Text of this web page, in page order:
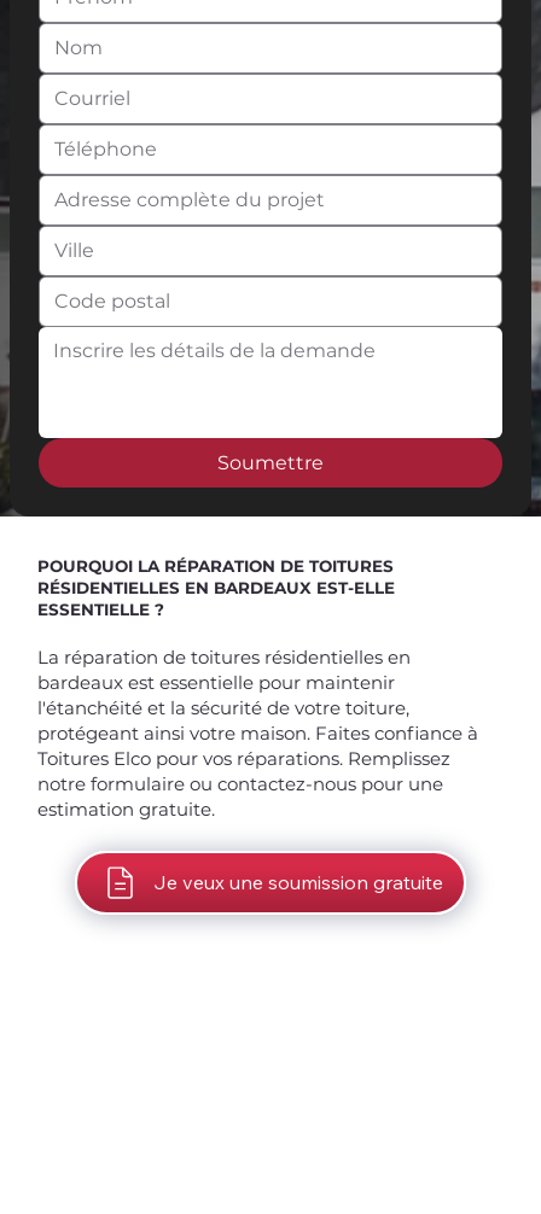
Soumettre
POURQUOI LA RÉPARATION DE TOITURES
RÉSIDENTIELLES EN BARDEAUX EST-ELLE
ESSENTIELLE ?
La réparation de toitures résidentielles en
bardeaux est essentielle pour maintenir
l'étanchéité et la sécurité de votre toiture,
protégeant ainsi votre maison. Faites confiance à
Toitures Elco pour vos réparations. Remplissez
notre formulaire ou contactez-nous pour une
estimation gratuite.
Je veux une soumission gratuite